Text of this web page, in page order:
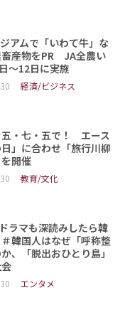
アムで「いわて牛」な
畜産物をPR JA全農い
～12日に実施
経済/ビジネス
・七・五で！ エース
」に合わせ「旅行川柳
開催
教育/文化
ラマも深読みしたら韓
韓国人はなぜ「呼称整
、「脱出おひとり島」
エンタメ